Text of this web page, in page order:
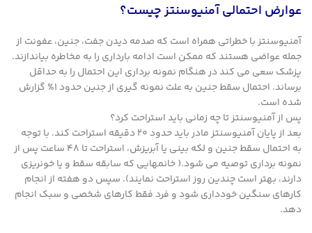
عوارض احتمالی آمنیوسنتز چیست؟
آمنیوسنتز با خطراتی همراه است که صدمه دیدن جفت، جنین، عفونت از
جمله عواضی هستند که ممکن است ادامه بارداری را به مخاطره بیاندازند.
پزشک سعی می کند در هنگام نمونه برداری این احتمال را به حداقل
برساند. احتمال سقط جنین به علت نمونه گیری از جنین حدود 1% گزارش
شده است.
پس از آمنیوسنتز تا چه زمانی باید استراحت کرد؟
بعد از پایان آمنیوسنتز مادر باید حدود 20 دقیقه استراحت کند. با توجه
به احتمال سقط جنین و لکه بینی یا آبریزش، استراحت تا 48 ساعت پس از
نمونه برداری توصیه می شود.( خانمهایی که سابقه سقط و یا خونریزی
دارند، بهتر است چندین روز استراحت نمایند). سپس دو هفته از انجام
کارهای سنگین خودداری شود و فرد فقط کارهای شخصی و سبک انجام
دهد.